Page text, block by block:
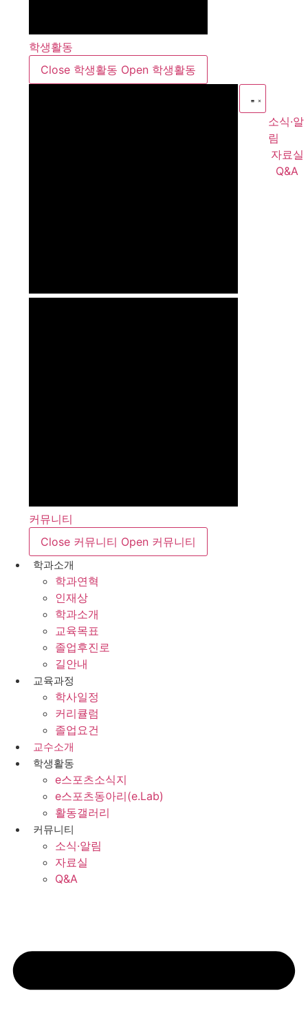
학생활동
Close 학생활동 Open 학생활동
커뮤니티
Close 커뮤니티 Open 커뮤니티
소식·알
림
자료실
Q&A
학과소개
학과연혁
인재상
학과소개
교육목표
졸업후진로
길안내
교육과정
학사일정
커리큘럼
졸업요건
교수소개
학생활동
e스포츠소식지
e스포츠동아리(e.Lab)
활동갤러리
커뮤니티
소식·알림
자료실
Q&A